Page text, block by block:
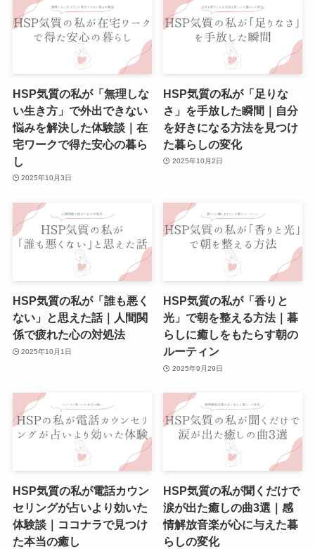
HSP気質の私が「無理しな
い生き方」で外出できない
悩みを解決した体験談｜在
宅ワークで得た安心の暮ら
し
2025年10月3日
HSP気質の私が「足りな
さ」を手放した瞬間｜自分
を好きになる方法を見つけ
た暮らしの変化
2025年10月2日
HSP気質の私が「誰も悪く
ない」と思えた話｜人間関
係で疲れた心の対処法
2025年10月1日
HSP気質の私が「香りと
光」で朝を整える方法｜暮
らしに癒しをもたらす朝の
ルーティン
2025年9月29日
HSP気質の私が電話カウン
セリングが占いより効いた
体験談｜ココナラで見つけ
た本当の癒し
HSP気質の私が聞くだけで
涙が出た癒しの曲3選｜感
情解放音楽が心に与えた暮
らしの変化